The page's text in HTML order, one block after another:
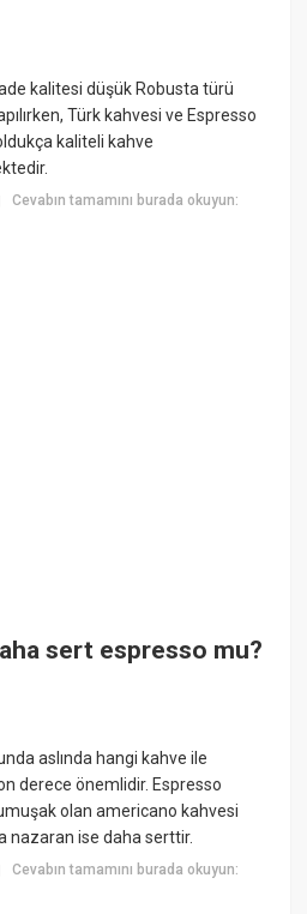
kalitesi düşük Robusta türü
Türk kahvesi ve Espresso
kaliteli kahve
Cevabın tamamını burada okuyun:
sert espresso mu?
aslında hangi kahve ile
derece önemlidir. Espresso
olan americano kahvesi
nazaran ise daha serttir.
Cevabın tamamını burada okuyun: